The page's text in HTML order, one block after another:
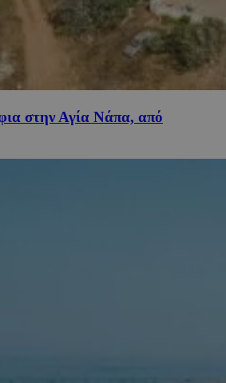
στην Αγία Νάπα, από